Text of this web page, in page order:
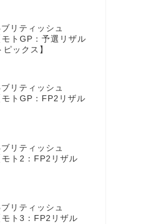
リティッシュ
トGP：予選リザル
ピックス】
リティッシュ
トGP：FP2リザル
リティッシュ
モト2：FP2リザル
リティッシュ
モト3：FP2リザル